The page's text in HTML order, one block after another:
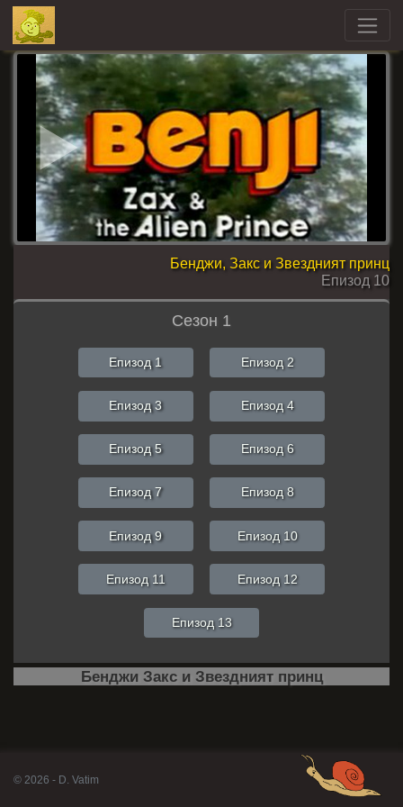
Бенджи, Закс и Звездният принц
Епизод 10
Сезон 1
Епизод 1 Епизод 2
Епизод 3 Епизод 4
Епизод 5 Епизод 6
Епизод 7 Епизод 8
Епизод 9 Епизод 10
Епизод 11 Епизод 12
Епизод 13
Бенджи Закс и Звездният принц
© 2026 - D. Vatim